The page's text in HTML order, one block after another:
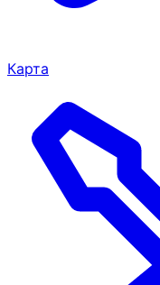
Карта